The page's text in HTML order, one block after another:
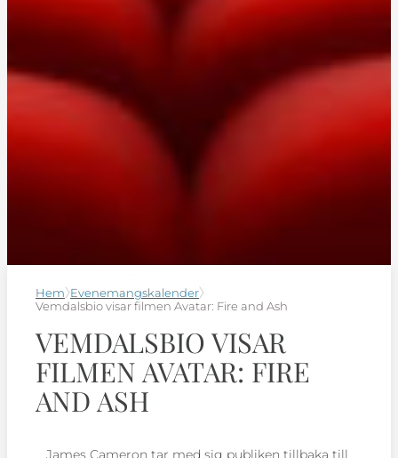
Hem Evenemangskalender
Vemdalsbio visar filmen Avatar: Fire and Ash
VEMDALSBIO VISAR
FILMEN AVATAR: FIRE
AND ASH
James Cameron tar med sig publiken tillbaka till